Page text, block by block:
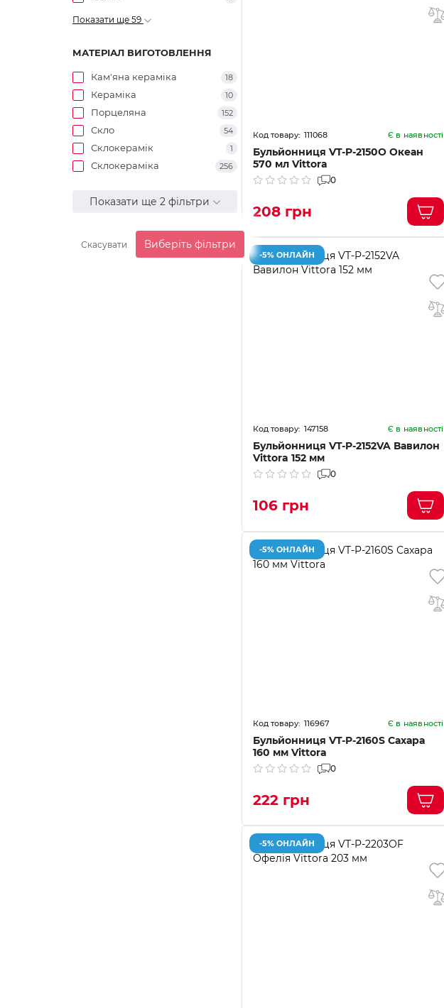
Показати ще 59
МАТЕРІАЛ ВИГОТОВЛЕННЯ
Кам'яна кераміка 18
Кераміка 10
Порцеляна 152
Скло 54
Склокерамік 1
Склокераміка 256
Показати ще 2 фільтри
Скасувати Виберіть фільтри
111068 Є в наявності
Бульйонниця VT-P-2150O Океан
570 мл Vittora
0
208 грн
-5% ОНЛАЙН
147158 Є в наявності
Бульйонниця VT-P-2152VA Вавилон
Vittora 152 мм
0
106 грн
-5% ОНЛАЙН
116967 Є в наявності
Бульйонниця VT-P-2160S Сахара
160 мм Vittora
0
222 грн
-5% ОНЛАЙН